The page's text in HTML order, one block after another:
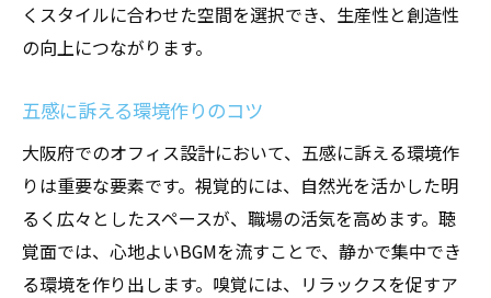
くスタイルに合わせた空間を選択でき、生産性と創造性
の向上につながります。
五感に訴える環境作りのコツ
大阪府でのオフィス設計において、五感に訴える環境作
りは重要な要素です。視覚的には、自然光を活かした明
るく広々としたスペースが、職場の活気を高めます。聴
覚面では、心地よいBGMを流すことで、静かで集中でき
る環境を作り出します。嗅覚には、リラックスを促すア